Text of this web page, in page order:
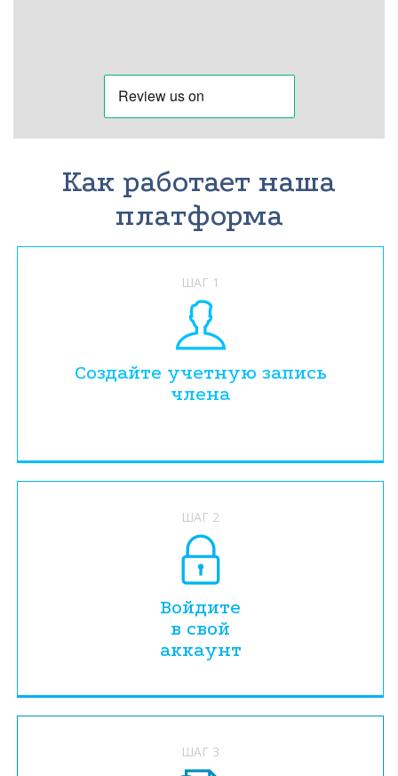
Как работает наша
платформа
ШАГ 1
Создайте учетную запись
члена
ШАГ 2
Войдите
в свой
аккаунт
ШАГ 3